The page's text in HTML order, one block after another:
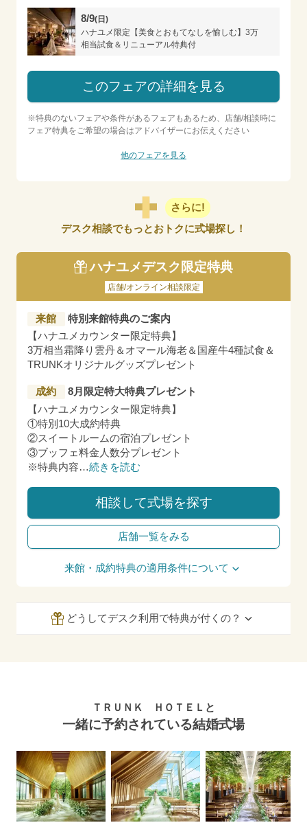
8/9(日)
ハナユメ限定【美食とおもてなしを愉しむ】3万
相当試食＆リニューアル特典付
このフェアの詳細を見る
※特典のないフェアや条件があるフェアもあるため、店舗/相談時に
フェア特典をご希望の場合はアドバイザーにお伝えください
他のフェアを見る
さらに!
デスク相談でもっとおトクに式場探し！
ハナユメデスク限定特典
店舗/オンライン相談限定
来館
特別来館特典のご案内
【ハナユメカウンター限定特典】
3万相当霜降り雲丹＆オマール海老＆国産牛4種試食＆
TRUNKオリジナルグッズプレゼント
成約
8月限定特大特典プレゼント
【ハナユメカウンター限定特典】
①特別10大成約特典
②スイートルームの宿泊プレゼント
③ブッフェ料金人数分プレゼント
※特典内容…続きを読む
相談して式場を探す
店舗一覧をみる
来館・成約特典の適用条件について
どうしてデスク利用で特典が付くの？
ＴＲＵＮＫ ＨＯＴＥＬと
一緒に予約されている結婚式場